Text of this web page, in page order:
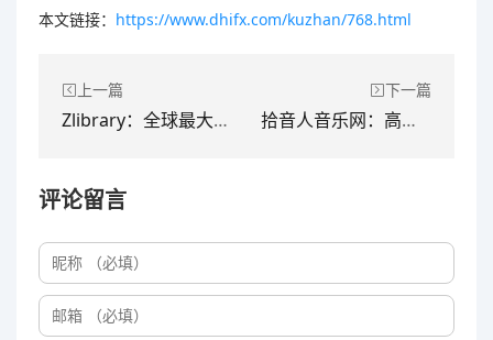
本文链接： https://www.dhifx.com/kuzhan/768.html
上一篇
Zlibrary：全球最大的数字图书馆！Zlibrary镜像地址
下一篇
拾音人音乐网：高清MV免费下载
评论留言